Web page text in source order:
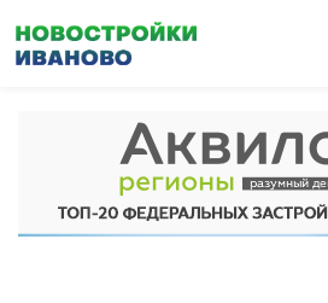
основному